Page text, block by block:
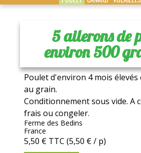
Puisaye
5 ailerons de
environ 500
Poulet d'environ 4 mois
au grain.
Conditionnement sous vide. A
frais ou congeler.
Ferme des Bedins
France
5,50 € TTC (5,50 € / p)